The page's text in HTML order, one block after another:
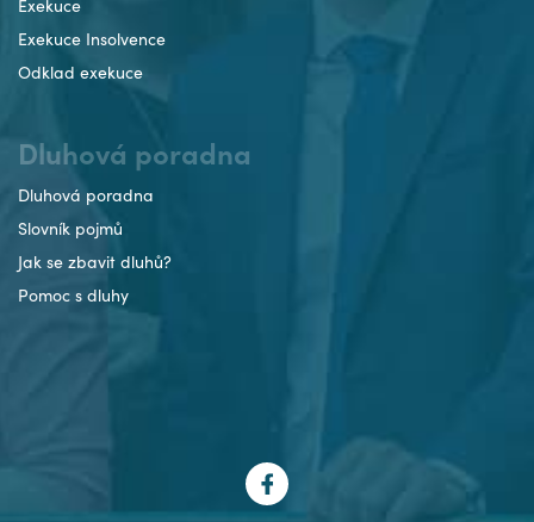
Exekuce
Exekuce Insolvence
Odklad exekuce
Dluhová poradna
Dluhová poradna
Slovník pojmů
Jak se zbavit dluhů?
Pomoc s dluhy